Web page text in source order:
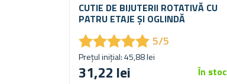
CUTIE DE BIJUTERII ROTATIVĂ CU
PATRU ETAJE ȘI OGLINDĂ
★★★★★
★★★★★5/5
Prețul inițial: 45,88 lei
31,22 lei În stoc